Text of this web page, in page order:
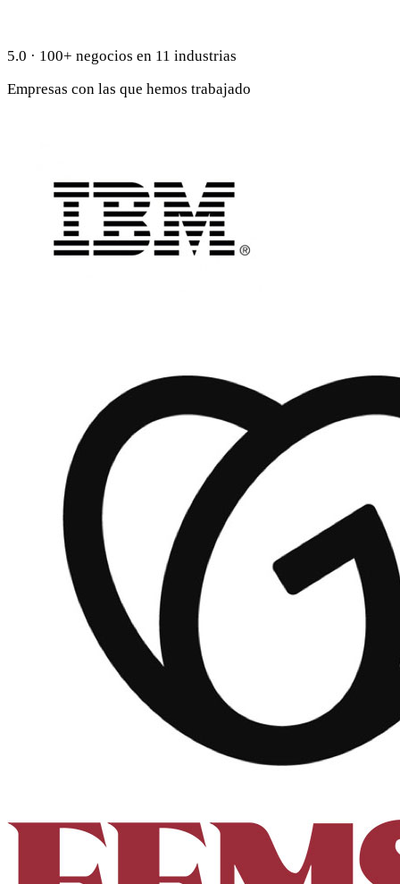
5.0 · 100+ negocios en 11 industrias
Empresas con las que hemos trabajado